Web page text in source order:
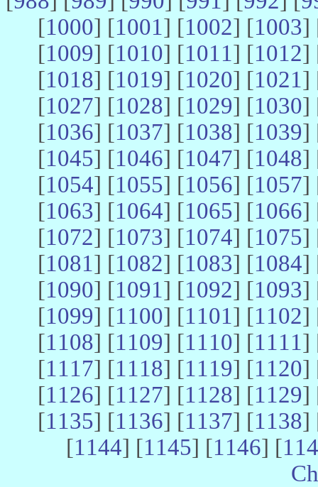
[1000] [1001] [1002] [1003]
[1009] [1010] [1011] [1012]
[1018] [1019] [1020] [1021]
[1027] [1028] [1029] [1030]
[1036] [1037] [1038] [1039]
[1045] [1046] [1047] [1048]
[1054] [1055] [1056] [1057]
[1063] [1064] [1065] [1066]
[1072] [1073] [1074] [1075]
[1081] [1082] [1083] [1084]
[1090] [1091] [1092] [1093]
[1099] [1100] [1101] [1102]
[1108] [1109] [1110] [1111]
[1117] [1118] [1119] [1120]
[1126] [1127] [1128] [1129]
[1135] [1136] [1137] [1138]
[1144] [1145] [1146] [